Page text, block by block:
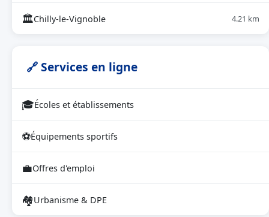
🏛Chilly-le-Vignoble 4.21 km
🔗 Services en ligne
🎓Écoles et établissements
⚽Équipements sportifs
💼Offres d'emploi
🏘Urbanisme & DPE